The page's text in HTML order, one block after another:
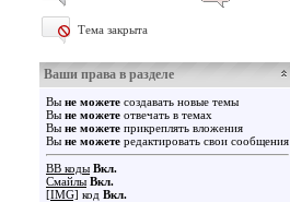
Тема закрыта
Ваши права в разделе
Вы не можете создавать новые темы
Вы не можете отвечать в темах
Вы не можете прикреплять вложения
Вы не можете редактировать свои сообщения
BB коды Вкл.
Смайлы Вкл.
[IMG] код Вкл.